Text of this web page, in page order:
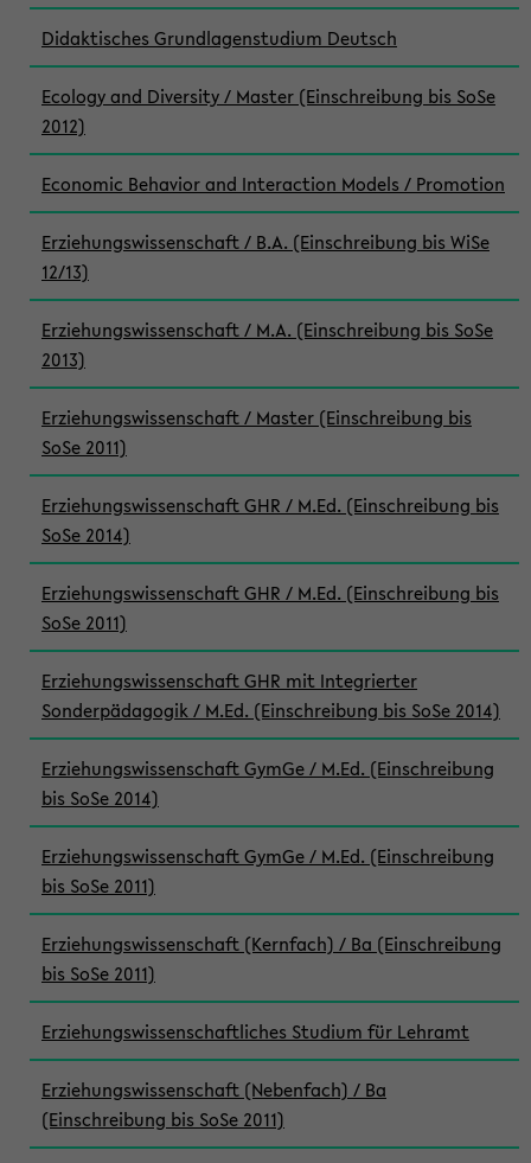
Didaktisches Grundlagenstudium Deutsch
Ecology and Diversity / Master (Einschreibung bis SoSe
2012)
Economic Behavior and Interaction Models / Promotion
Erziehungswissenschaft / B.A. (Einschreibung bis WiSe
12/13)
Erziehungswissenschaft / M.A. (Einschreibung bis SoSe
2013)
Erziehungswissenschaft / Master (Einschreibung bis
SoSe 2011)
Erziehungswissenschaft GHR / M.Ed. (Einschreibung bis
SoSe 2014)
Erziehungswissenschaft GHR / M.Ed. (Einschreibung bis
SoSe 2011)
Erziehungswissenschaft GHR mit Integrierter
Sonderpädagogik / M.Ed. (Einschreibung bis SoSe 2014)
Erziehungswissenschaft GymGe / M.Ed. (Einschreibung
bis SoSe 2014)
Erziehungswissenschaft GymGe / M.Ed. (Einschreibung
bis SoSe 2011)
Erziehungswissenschaft (Kernfach) / Ba (Einschreibung
bis SoSe 2011)
Erziehungswissenschaftliches Studium für Lehramt
Erziehungswissenschaft (Nebenfach) / Ba
(Einschreibung bis SoSe 2011)